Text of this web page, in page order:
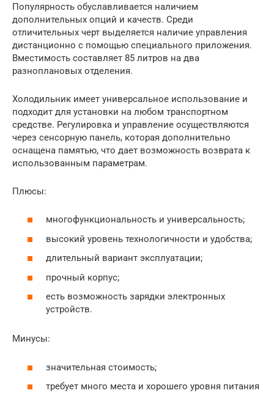
Популярность обуславливается наличием
дополнительных опций и качеств. Среди
отличительных черт выделяется наличие управления
дистанционно с помощью специального приложения.
Вместимость составляет 85 литров на два
разноплановых отделения.
Холодильник имеет универсальное использование и
подходит для установки на любом транспортном
средстве. Регулировка и управление осуществляются
через сенсорную панель, которая дополнительно
оснащена памятью, что дает возможность возврата к
использованным параметрам.
Плюсы:
многофункциональность и универсальность;
высокий уровень технологичности и удобства;
длительный вариант эксплуатации;
прочный корпус;
есть возможность зарядки электронных
устройств.
Минусы:
значительная стоимость;
требует много места и хорошего уровня питания